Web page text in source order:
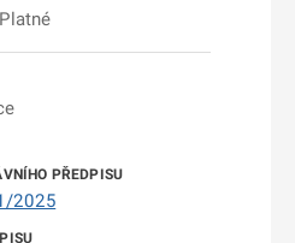
Platné
2025